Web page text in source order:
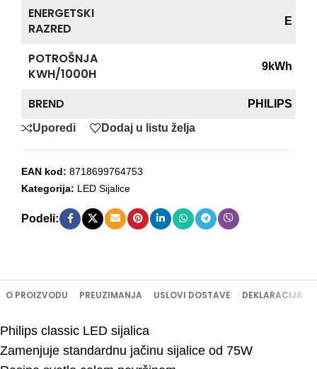
ENERGETSKI
RAZRED
E
POTROŠNJA
KWH/1000H
9kWh
BREND
PHILIPS
Uporedi
Dodaj u listu želja
EAN kod: 8718699764753
Kategorija: LED Sijalice
Podeli:
O PROIZVODU PREUZIMANJA USLOVI DOSTAVE DEKLARACIJA
Philips classic LED sijalica
Zamenjuje standardnu jačinu sijalice od 75W